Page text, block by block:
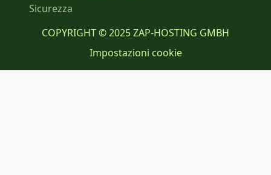
Sicurezza
COPYRIGHT © 2025 ZAP-HOSTING GMBH
Impostazioni cookie